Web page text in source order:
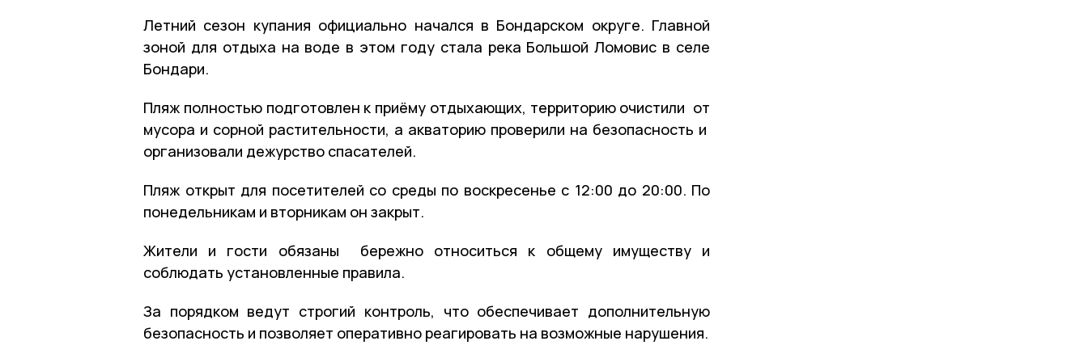
Летний сезон купания официально начался в Бондарском округе. Главной
зоной для отдыха на воде в этом году стала река Большой Ломовис в селе
Бондари.
Пляж полностью подготовлен к приёму отдыхающих, территорию очистили от
мусора и сорной растительности, а акваторию проверили на безопасность и
организовали дежурство спасателей.
Пляж открыт для посетителей со среды по воскресенье с 12:00 до 20:00. По
понедельникам и вторникам он закрыт.
Жители и гости обязаны бережно относиться к общему имуществу и
соблюдать установленные правила.
За порядком ведут строгий контроль, что обеспечивает дополнительную
безопасность и позволяет оперативно реагировать на возможные нарушения.